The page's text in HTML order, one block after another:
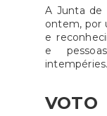
A Junta de
ontem, por
e
e
intempéries.